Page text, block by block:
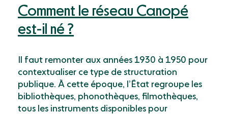
Comment le réseau Canopé
est-il né ?
Il faut remonter aux années 1930 à 1950 pour
contextualiser ce type de structuration
publique. À cette époque, l’État regroupe les
bibliothèques, phonothèques, filmothèques,
tous les instruments disponibles pour